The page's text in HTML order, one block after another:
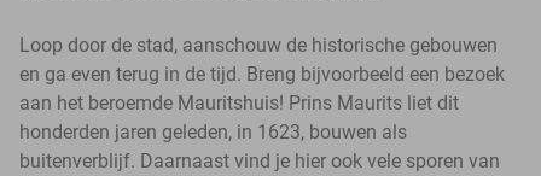
Loop door de stad, aanschouw de historische gebouwen
en ga even terug in de tijd. Breng bijvoorbeeld een bezoek
aan het beroemde Mauritshuis! Prins Maurits liet dit
honderden jaren geleden, in 1623, bouwen als
buitenverblijf. Daarnaast vind je hier ook vele sporen van